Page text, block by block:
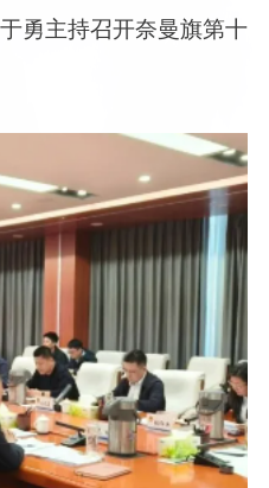
勇主持召开奈曼旗第十